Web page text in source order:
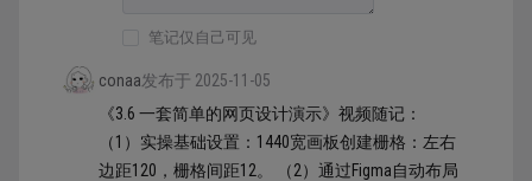
笔记仅自己可见
conaa发布于 2025-11-05
《3.6 一套简单的网页设计演示》视频随记：
（1）实操基础设置：1440宽画板创建栅格：左右
边距120，栅格间距12。 （2）通过Figma自动布局